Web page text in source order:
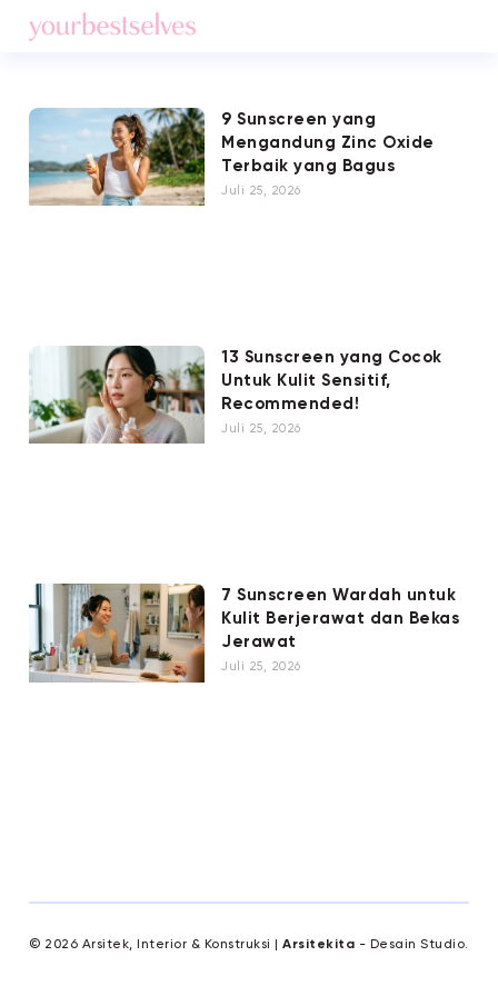
9 Sunscreen yang
Mengandung Zinc Oxide
Terbaik yang Bagus
Juli 25, 2026
13 Sunscreen yang Cocok
Untuk Kulit Sensitif,
Recommended!
Juli 25, 2026
7 Sunscreen Wardah untuk
Kulit Berjerawat dan Bekas
Jerawat
Juli 25, 2026
© 2026 Arsitek, Interior & Konstruksi |Arsitekita - Desain Studio.